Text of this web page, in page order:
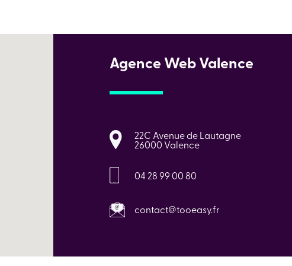
Agence Web Valence
22C Avenue de Lautagne
26000 Valence
04 28 99 00 80
contact@tooeasy.fr